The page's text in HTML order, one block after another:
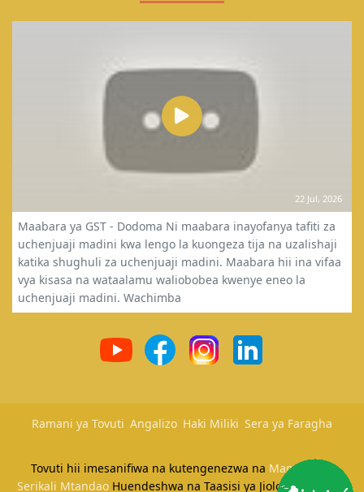
22 Jul, 2026
Maabara ya GST - Dodoma Ni maabara inayofanya tafiti za
uchenjuaji madini kwa lengo la kuongeza tija na uzalishaji
katika shughuli za uchenjuaji madini. Maabara hii ina vifaa
vya kisasa na wataalamu waliobobea kwenye eneo la
uchenjuaji madini. Wachimba
Ramani ya Tovuti Angalizo Haki Miliki Sera ya Faragha
Tovuti hii imesanifiwa na kutengenezwa na Mamlaka ya
Serikali MtandaoHuendeshwa na Taasisi ya Jiolojia na Utafiti